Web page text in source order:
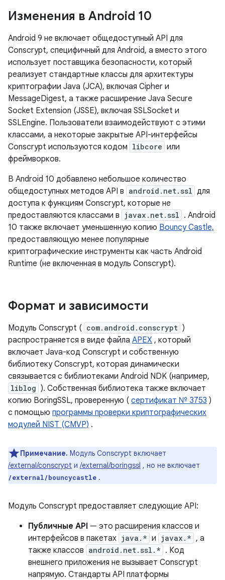
Изменения в Android 10
Android 9 не включает общедоступный API для
Conscrypt, специфичный для Android, а вместо этого
использует поставщика безопасности, который
реализует стандартные классы для архитектуры
криптографии Java (JCA), включая Cipher и
MessageDigest, а также расширение Java Secure
Socket Extension (JSSE), включая SSLSocket и
SSLEngine. Пользователи взаимодействуют с этими
классами, а некоторые закрытые API-интерфейсы
Conscrypt используются кодом libcore или
фреймворков.
В Android 10 добавлено небольшое количество
общедоступных методов API в android.net.ssl ​​для
доступа к функциям Conscrypt, которые не
предоставляются классами в javax.net.ssl . Android
10 также включает уменьшенную копию Bouncy Castle,
предоставляющую менее популярные
криптографические инструменты как часть Android
Runtime (не включенная в модуль Conscrypt).
Формат и зависимости
Модуль Conscrypt ( com.android.conscrypt )
распространяется в виде файла APEX , который
включает Java-код Conscrypt и собственную
библиотеку Conscrypt, которая динамически
связывается с библиотеками Android NDK (например,
liblog ). Собственная библиотека также включает
копию BoringSSL, проверенную ( сертификат № 3753 )
с помощью программы проверки криптографических
модулей NIST (CMVP) .
Примечание. Модуль Conscrypt включает
/external/conscrypt и /external/boringssl , но не включает
/external/bouncycastle .
Модуль Conscrypt предоставляет следующие API:
Публичные API — это расширения классов и
интерфейсов в пакетах java.* и javax.* , а
также классов android.net.ssl.* . Код
внешнего приложения не вызывает Conscrypt
напрямую. Стандарты API платформы